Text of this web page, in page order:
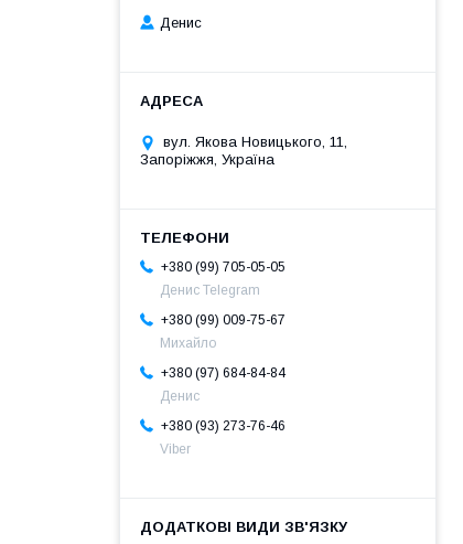
Денис
вул. Якова Новицького, 11,
Запоріжжя, Україна
+380 (99) 705-05-05
Денис Telegram
+380 (99) 009-75-67
Михайло
+380 (97) 684-84-84
Денис
+380 (93) 273-76-46
Viber